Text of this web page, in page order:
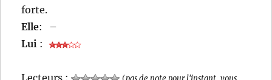
forte.
Elle:
–
Lui :